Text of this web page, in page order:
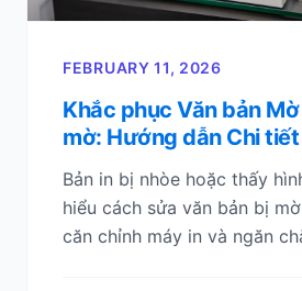
FEBRUARY 11, 2026
Khắc phục Văn bản
mờ: Hướng dẫn Chi
Bản in bị nhòe hoặc thấy
hiểu cách sửa văn bản bị
căn chỉnh máy in và ngăn